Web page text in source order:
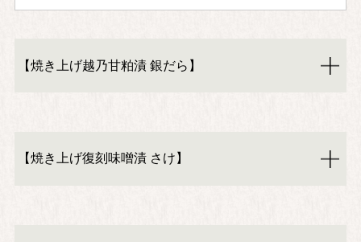
【焼き上げ越乃甘粕漬 銀だら】
【焼き上げ復刻味噌漬 さけ】